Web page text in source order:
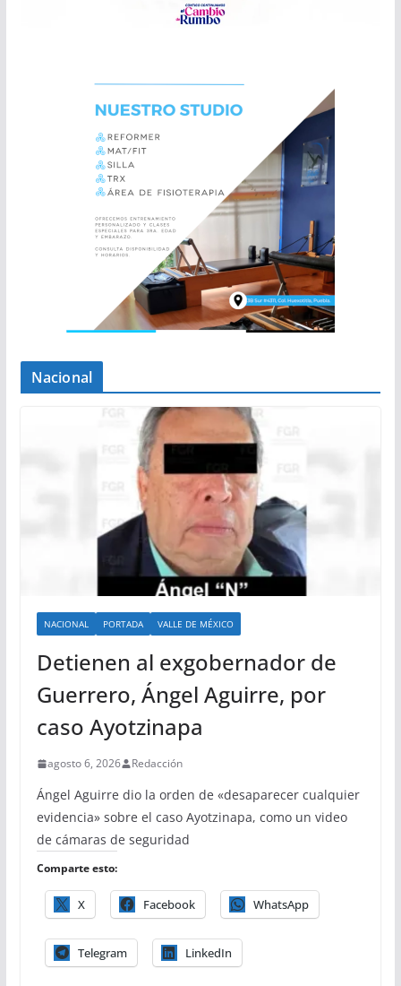
Nacional
NACIONAL PORTADA VALLE DE MÉXICO
Detienen al exgobernador de
Guerrero, Ángel Aguirre, por
caso Ayotzinapa
agosto 6, 2026 Redacción
Ángel Aguirre dio la orden de «desaparecer cualquier
evidencia» sobre el caso Ayotzinapa, como un video
de cámaras de seguridad
Comparte esto:
X Facebook WhatsApp
Telegram LinkedIn